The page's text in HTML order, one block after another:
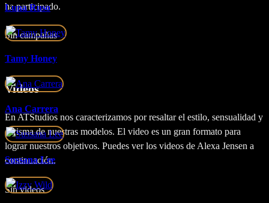
Luna Ruso
Tamy Honey
Ana Carrera
Sussana Lee
ha participado.
Sin campañas
Videos
En ATStudios nos caracterizamos por resaltar el estilo, sensualidad y
carisma de nuestras modelos. El video es un gran formato para
lograr nuestros objetivos. Puedes ver los videos de Alexa Jensen a
continuación.
Sin videos